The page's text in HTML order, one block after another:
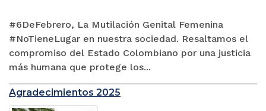
#6DeFebrero, La Mutilación Genital Femenina
#NoTieneLugar en nuestra sociedad. Resaltamos el
compromiso del Estado Colombiano por una justicia
más humana que protege los...
Agradecimientos 2025